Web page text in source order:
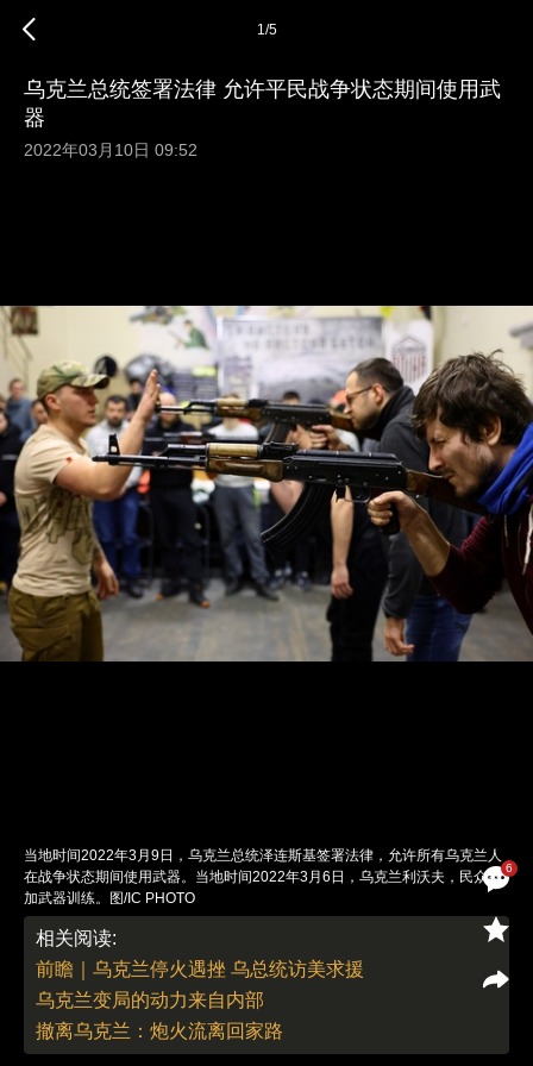
6
1/5
乌克兰总统签署法律 允许平民战争状态期间使用武
器
2022年03月10日 09:52
当地时间2022年3月9日，乌克兰总统泽连斯基签署法律，允许所有乌克兰人
在战争状态期间使用武器。当地时间2022年3月6日，乌克兰利沃夫，民众参
加武器训练。图/IC PHOTO
责任编辑：刘青 | 版面编辑：刘青
相关阅读:
前瞻｜乌克兰停火遇挫 乌总统访美求援
乌克兰变局的动力来自内部
撤离乌克兰：炮火流离回家路